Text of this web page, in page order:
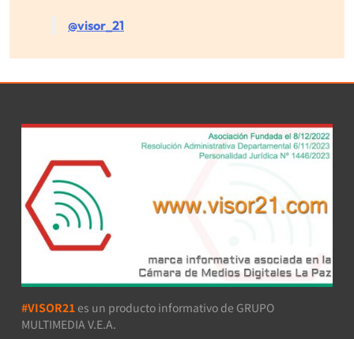
@visor_21
#VISOR21 es un producto informativo de GRUPO
MULTIMEDIA V.E.A.